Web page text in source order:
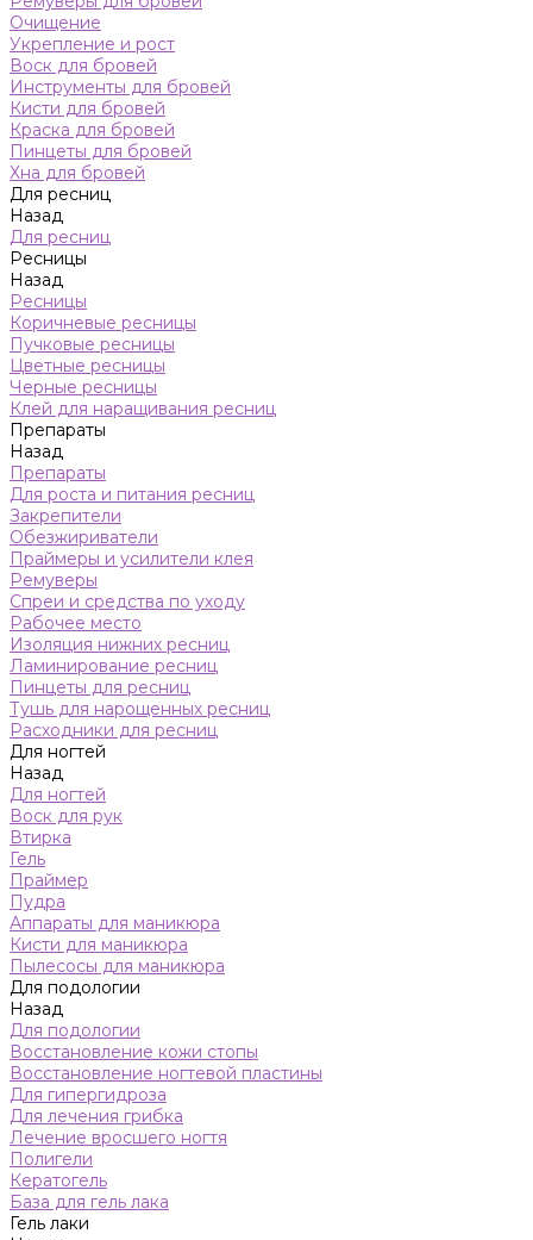
Очищение
Укрепление и рост
Воск для бровей
Инструменты для бровей
Кисти для бровей
Краска для бровей
Пинцеты для бровей
Хна для бровей
Для ресниц
Назад
Для ресниц
Ресницы
Назад
Ресницы
Коричневые ресницы
Пучковые ресницы
Цветные ресницы
Черные ресницы
Клей для наращивания ресниц
Препараты
Назад
Препараты
Для роста и питания ресниц
Закрепители
Обезжириватели
Праймеры и усилители клея
Ремуверы
Спреи и средства по уходу
Рабочее место
Изоляция нижних ресниц
Ламинирование ресниц
Пинцеты для ресниц
Тушь для нарощенных ресниц
Расходники для ресниц
Для ногтей
Назад
Для ногтей
Воск для рук
Втирка
Гель
Праймер
Пудра
Аппараты для маникюра
Кисти для маникюра
Пылесосы для маникюра
Для подологии
Назад
Для подологии
Восстановление кожи стопы
Восстановление ногтевой пластины
Для гипергидроза
Для лечения грибка
Лечение вросшего ногтя
Полигели
Кератогель
База для гель лака
Гель лаки